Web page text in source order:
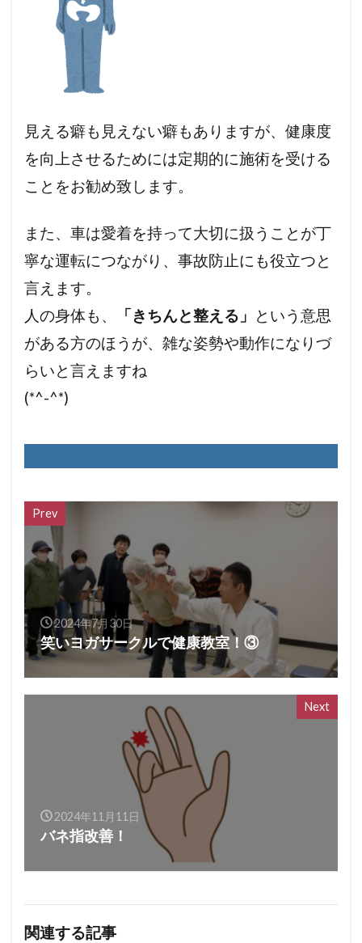
見える癖も見えない癖もありますが、健康度
を向上させるためには定期的に施術を受ける
ことをお勧め致します。
また、車は愛着を持って大切に扱うことが丁
寧な運転につながり、事故防止にも役立つと
言えます。
人の身体も、
「きちんと整える」 という意思
がある方のほうが、雑な姿勢や動作になりづ
らいと言えますね
(*^-^*)
Prev
2024年7月30日
笑いヨガサークルで健康教室！③
Next
2024年11月11日
バネ指改善！
関連する記事